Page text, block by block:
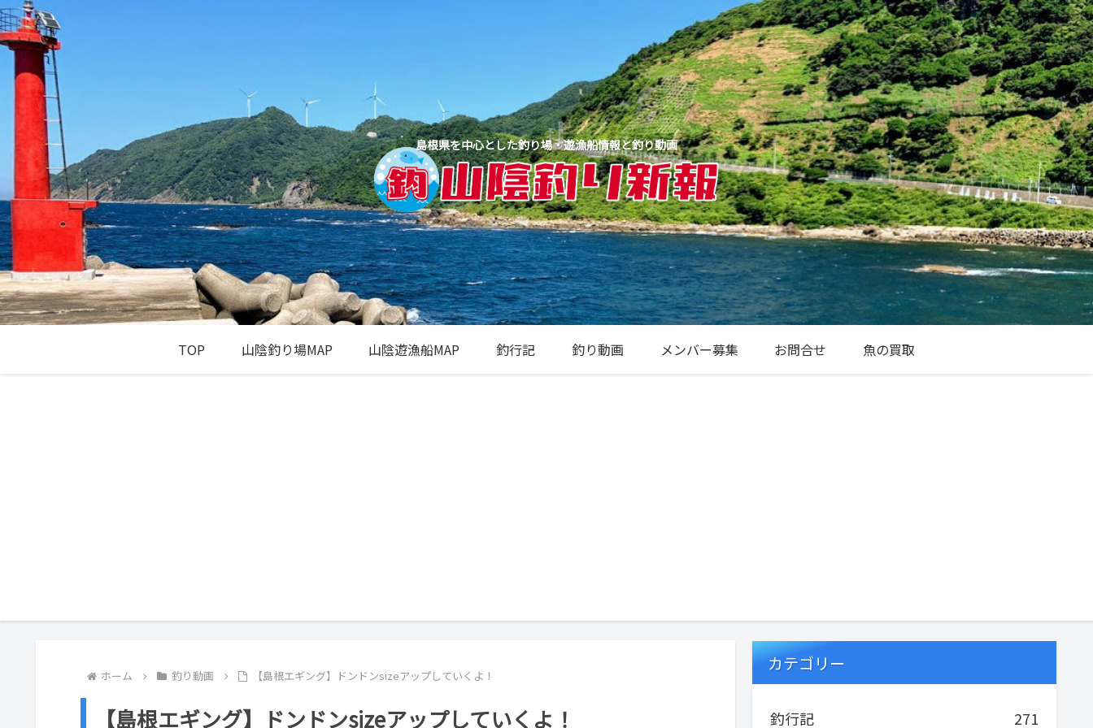
島根県を中心とした釣り場・遊漁船情報と釣り動画
TOP 山陰釣り場MAP 山陰遊漁船MAP 釣行記 釣り動画 メンバー募集 お問合せ 魚の買取
ホーム 釣り動画 【島根エギング】ドンドンsizeアップしていくよ！
【島根エギング】ドンドンsizeアップしていくよ！
カテゴリー
釣行記
271